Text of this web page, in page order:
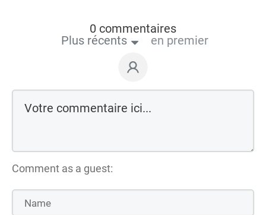
0 commentaires
Plus récents
en premier
Comment as a guest: